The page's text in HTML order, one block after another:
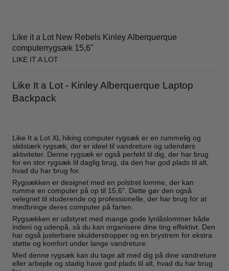
Like it a Lot New Rebels Kinley Alberquerque
computerrygsæk 15,6"
LIKE IT A LOT
Like It a Lot - Kinley Alberquerque Laptop
Backpack
Like It a Lot XL hiking computer rygsæk er en rummelig og
slidstærk rygsæk, der er ideel til vandreture og udendørs
aktiviteter. Denne rygsæk er også perfekt til dig, der har brug
for en stor rygsæk til daglig brug, da den har god plads til alt,
hvad du har brug for.
Rygsækken er designet med en polstret lomme, der kan
rumme en computer på op til 15,6". Dette gør den også
velegnet til studerende og professionelle, der har brug for at
medbringe deres computer på farten.
Rygsækken er udstyret med mange gode lynlåslommer både
indeni og udenpå, så du kan organisere dine ting effektivt. Den
har også justerbare skulderstropper og en brystrem for ekstra
støtte og komfort under lange vandreture.
Med denne rygsæk kan du tage alt med dig på dine vandreture
eller arbejde og stadig have god plads til alt, hvad du har brug